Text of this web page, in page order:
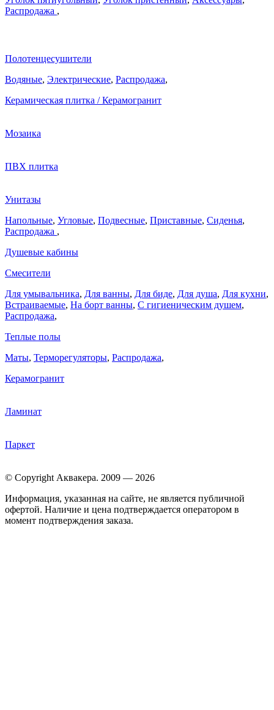
Распродажа ,
Полотенцесушители
Водяные, Электрические, Распродажа,
Керамическая плитка / Керамогранит
Мозаика
ПВХ плитка
Унитазы
Напольные, Угловые, Подвесные, Приставные, Сиденья,
Распродажа ,
Душевые кабины
Смесители
Для умывальника, Для ванны, Для биде, Для душа, Для кухни,
Встраиваемые, На борт ванны, C гигиеническим душем,
Распродажа,
Теплые полы
Маты, Терморегуляторы, Распродажа,
Керамогранит
Ламинат
Паркет
© Copyright Аквакера. 2009 — 2026
Информация, указанная на сайте, не является публичной
офертой. Наличие и цена подтверждается оператором в
момент подтверждения заказа.